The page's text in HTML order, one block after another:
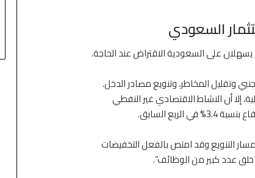
السعودي
على السعودية الاقتراض عند الحاجة.
وتقليل المخاطر، وتنويع مصادر الدخل.
إلا أن النشاط الاقتصادي غير النفطي
مسار التنويع وقد امتص بالفعل التخفيضات
خلق عدد كبير من الوظائف”.